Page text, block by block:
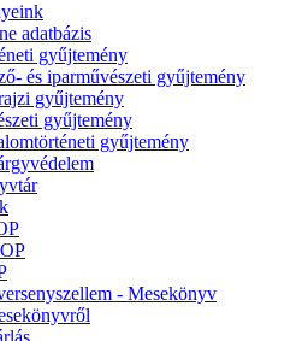
adatbázis
gyűjtemény
és iparművészeti gyűjtemény
gyűjtemény
gyűjtemény
gyűjtemény
- Mesekönyv